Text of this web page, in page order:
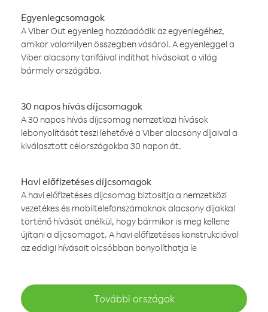
Egyenlegcsomagok
A Viber Out egyenleg hozzáadódik az egyenlegéhez,
amikor valamilyen összegben vásárol. A egyenleggel a
Viber alacsony tarifáival indíthat hívásokat a világ
bármely országába.
30 napos hívás díjcsomagok
A 30 napos hívás díjcsomag nemzetközi hívások
lebonyolítását teszi lehetővé a Viber alacsony díjaival a
kiválasztott célországokba 30 napon át.
Havi előfizetéses díjcsomagok
A havi előfizetéses díjcsomag biztosítja a nemzetközi
vezetékes és mobiltelefonszámoknak alacsony díjakkal
történő hívását anélkül, hogy bármikor is meg kellene
újítani a díjcsomagot. A havi előfizetéses konstrukcióval
az eddigi hívásait olcsóbban bonyolíthatja le
További országok